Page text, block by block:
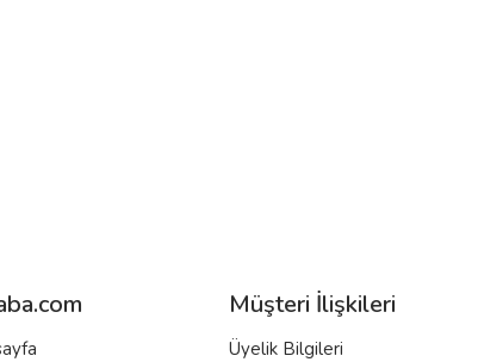
Müşteri İlişkileri
Üyelik Bilgileri